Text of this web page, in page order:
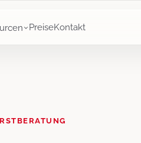
PreiseKontakt